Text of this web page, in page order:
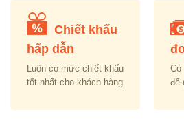
Chiết khấu
hấp dẫn
Luôn có mức chiết khấu
tốt nhất cho khách hàng
Có
để